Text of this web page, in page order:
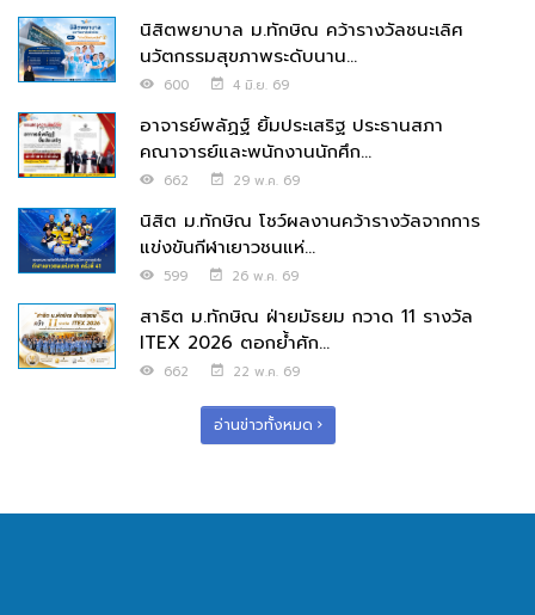
นิสิตพยาบาล ม.ทักษิณ คว้ารางวัลชนะเลิศ
นวัตกรรมสุขภาพระดับนาน...
600 4 มิ.ย. 69
อาจารย์พลัฏฐ์ ยิ้มประเสริฐ ประธานสภา
คณาจารย์และพนักงานนักศึก...
662 29 พ.ค. 69
นิสิต ม.ทักษิณ โชว์ผลงานคว้ารางวัลจากการ
แข่งขันกีฬาเยาวชนแห่...
599 26 พ.ค. 69
สาธิต ม.ทักษิณ ฝ่ายมัธยม กวาด 11 รางวัล
ITEX 2026 ตอกย้ำศัก...
662 22 พ.ค. 69
อ่านข่าวทั้งหมด